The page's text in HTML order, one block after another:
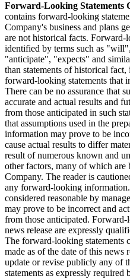
Forward-Looking Statements
contains forward-looking
Company's business and plans
are not historical facts. Forward-
identified by terms such as
"anticipate", "expects" and
than statements of historical
forward-looking statements that
There can be no assurance that
accurate and actual results and
from those anticipated in such
that assumptions used in the
information may prove to be
cause actual results to differ
result of numerous known and
other factors, many of which are
Company. The reader is
any forward-looking
considered reasonable by
may prove to be incorrect and
from those anticipated.
news release are expressly
The forward-looking statements
made as of the date of this news
update or revise publicly any of
statements as expressly required